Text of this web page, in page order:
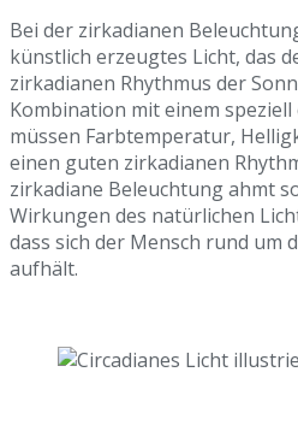
Bei der zirkadianen
künstlich erzeugtes Licht, das
zirkadianen Rhythmus der
Kombination mit einem
müssen Farbtemperatur,
einen guten zirkadianen
zirkadiane Beleuchtung ahmt
Wirkungen des natürlichen
dass sich der Mensch rund um
aufhält.